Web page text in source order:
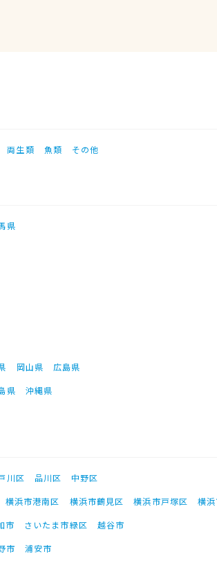
両生類 魚類 その他
県
岡山県
広島県
県 沖縄県
川区 品川区
中野区
横浜市港南区 横浜市鶴見区 横浜市戸塚区
横
市 さいたま市緑区
越谷市
市 浦安市